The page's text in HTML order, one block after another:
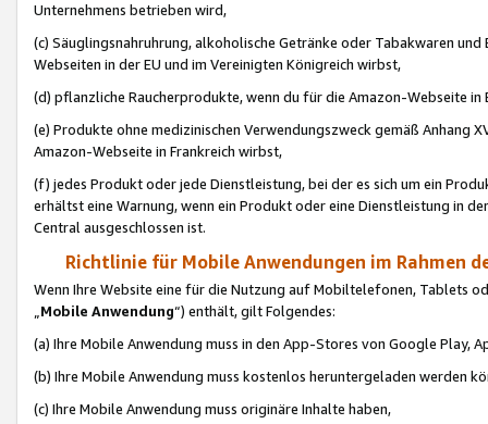
Unternehmens betrieben wird,
(c) Säuglingsnahruhrung, alkoholische Getränke oder Tabakwaren
Webseiten in der EU und im Vereinigten Königreich wirbst,
(d) pflanzliche Raucherprodukte, wenn du für die Amazon-Webseite in
(e) Produkte ohne medizinischen Verwendungszweck gemäß Anhang
Amazon-Webseite in Frankreich wirbst,
(f) jedes Produkt oder jede Dienstleistung, bei der es sich um ein
erhältst eine Warnung, wenn ein Produkt oder eine Dienstleistung in
Central ausgeschlossen ist.
Richtlinie für Mobile Anwendungen im Rahmen
Wenn Ihre Website eine für die Nutzung auf Mobiltelefonen, Tablets
„Mobile Anwendung“) enthält, gilt Folgendes:
(a) Ihre Mobile Anwendung muss in den App-Stores von Google Play,
(b) Ihre Mobile Anwendung muss kostenlos heruntergeladen werden
(c) Ihre Mobile Anwendung muss originäre Inhalte haben,